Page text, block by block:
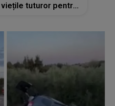
viețile tuturor pentru